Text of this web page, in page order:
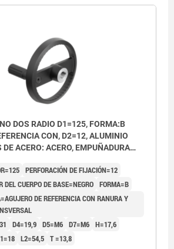
DOS RADIO D1=125, FORMA:B
CON, D2=12, ALUMINIO
DE ACERO: ACERO, EMPUÑADURA
PERFORACIÓN DE FIJACIÓN=12
DEL CUERPO DE BASE=NEGRO FORMA=B
DE REFERENCIA CON RANURA Y
D4=19,9 D5=M6 D7=M6 H=17,6
L2=54,5 T =13,8